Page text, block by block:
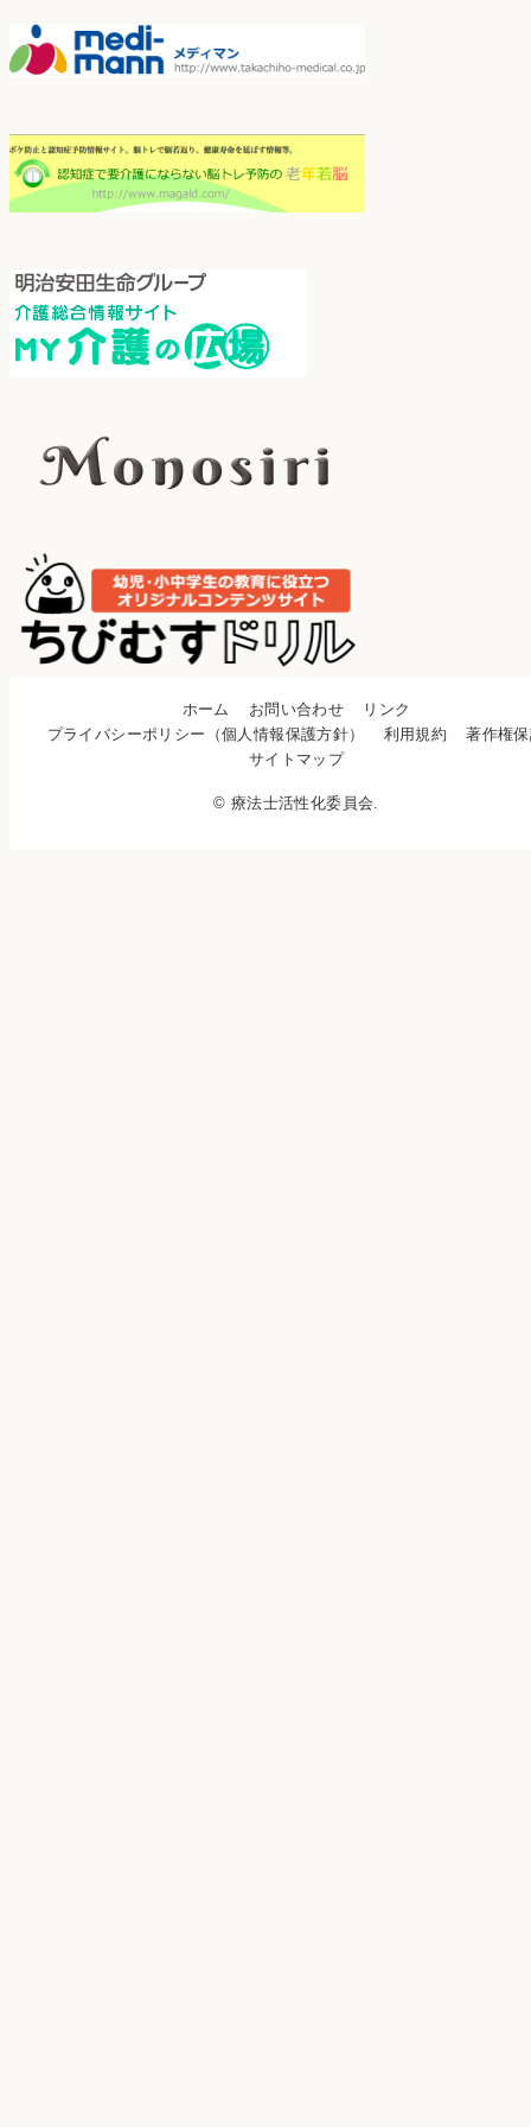
ホーム お問い合わせ
リンク
プライバシーポリシー（個人情報保護方針）
利用規約
著作権
サイトマップ
© 療法士活性化委員会.